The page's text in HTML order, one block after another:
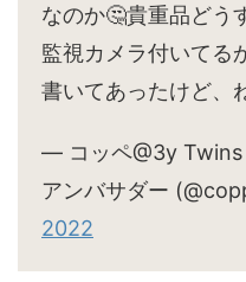
なのか🤔貴重品どう
監視カメラ付いてる
書いてあったけど、
— コッペ@3y Twins
アンバサダー
2022